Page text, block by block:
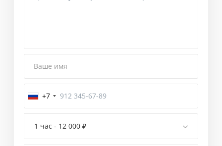
Ваше имя
+7
1 час - 12 000 ₽